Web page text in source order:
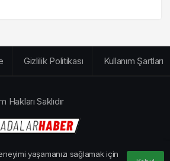
yaşamanızı sağlamak için
Gizlilik Politikası Kullanım Şartları
Saklıdır